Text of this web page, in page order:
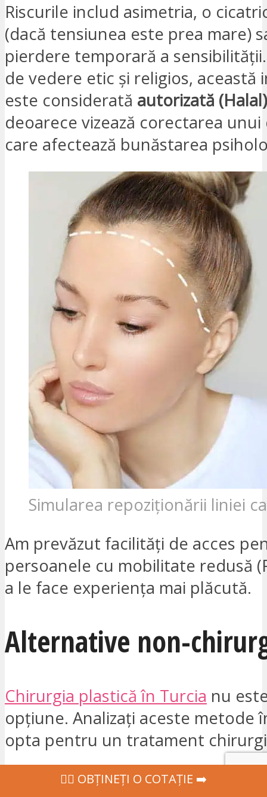
Riscurile includ asimetria, o
(dacă tensiunea este prea mare)
pierdere temporară a
de vedere etic și religios, această
este considerată autorizată
deoarece vizează corectarea
care afectează bunăstarea
Simularea repoziționării liniei
Am prevăzut facilități de acces
persoanele cu mobilitate redusă
a le face experiența mai plăcută.
Alternative non-
Chirurgia plastică în Turcia nu
opțiune. Analizați aceste metode
opta pentru un tratament
Transplant de păr: Ideal dacă
‍👩‍⚕ OBȚINEȚI O COTAȚIE ➡️